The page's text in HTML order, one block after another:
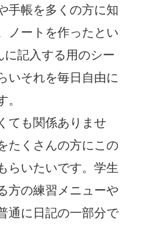
手帳を多くの方に知
ノートを作ったとい
に記入する用のシー
いそれを毎日自由に
。
ても関係ありませ
たくさんの方にこの
らいたいです。 学生
方の練習メニューや
通に日記の一部分で